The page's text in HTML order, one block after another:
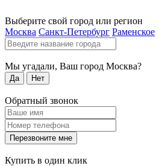
Выберите свой город или регион
Москва Санкт-Петербург Раменское
Мы угадали, Ваш город Москва?
Да Нет
Обратный звонок
Перезвоните мне
Купить в один клик